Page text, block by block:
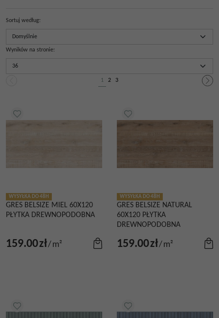
Sortuj według:
Wyników na stronie:
1 2 3
WYSYŁKA DO 48H
GRES BELSIZE MIEL 60X120
PŁYTKA DREWNOPODOBNA
159.00zł/m²
WYSYŁKA DO 48H
GRES BELSIZE NATURAL
60X120 PŁYTKA
DREWNOPODOBNA
159.00zł/m²